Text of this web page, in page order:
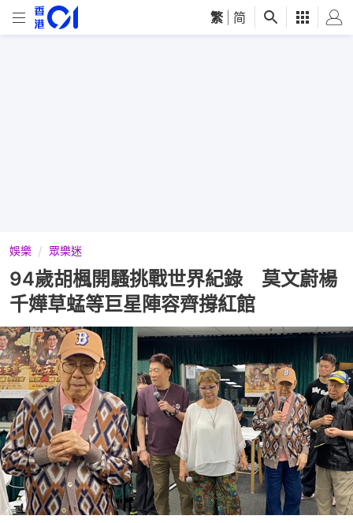
繁 简
娛樂 眾樂迷
94歲胡楓開騷挑戰世界紀錄 莫文蔚楊
千嬅草蜢等巨星陣容齊撐紅館